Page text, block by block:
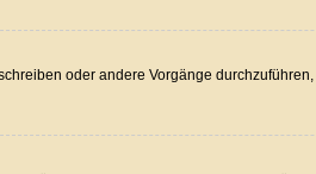
oder andere Vorgänge